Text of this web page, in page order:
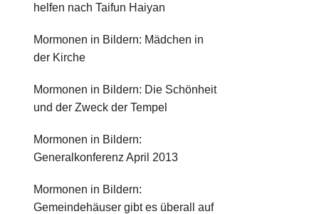
helfen nach Taifun Haiyan
Mormonen in Bildern: Mädchen in
der Kirche
Mormonen in Bildern: Die Schönheit
und der Zweck der Tempel
Mormonen in Bildern:
Generalkonferenz April 2013
Mormonen in Bildern:
Gemeindehäuser gibt es überall auf